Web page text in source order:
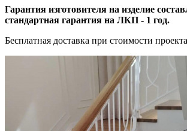
Гарантия изготовителя на изделие
стандартная гарантия на ЛКП - 1 год.
Бесплатная доставка при стоимости